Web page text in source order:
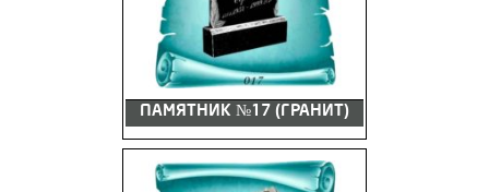
ПАМЯТНИК №17 (ГРАНИТ)